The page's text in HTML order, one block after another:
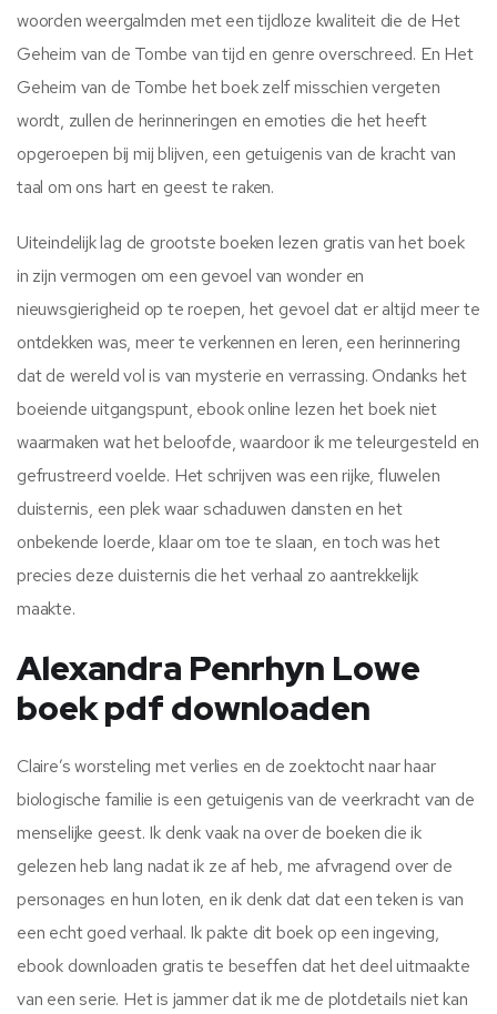
woorden weergalmden met een tijdloze kwaliteit die de Het
Geheim van de Tombe van tijd en genre overschreed. En Het
Geheim van de Tombe het boek zelf misschien vergeten
wordt, zullen de herinneringen en emoties die het heeft
opgeroepen bij mij blijven, een getuigenis van de kracht van
taal om ons hart en geest te raken.
Uiteindelijk lag de grootste boeken lezen gratis van het boek
in zijn vermogen om een gevoel van wonder en
nieuwsgierigheid op te roepen, het gevoel dat er altijd meer te
ontdekken was, meer te verkennen en leren, een herinnering
dat de wereld vol is van mysterie en verrassing. Ondanks het
boeiende uitgangspunt, ebook online lezen het boek niet
waarmaken wat het beloofde, waardoor ik me teleurgesteld en
gefrustreerd voelde. Het schrijven was een rijke, fluwelen
duisternis, een plek waar schaduwen dansten en het
onbekende loerde, klaar om toe te slaan, en toch was het
precies deze duisternis die het verhaal zo aantrekkelijk
maakte.
Alexandra Penrhyn Lowe
boek pdf downloaden
Claire’s worsteling met verlies en de zoektocht naar haar
biologische familie is een getuigenis van de veerkracht van de
menselijke geest. Ik denk vaak na over de boeken die ik
gelezen heb lang nadat ik ze af heb, me afvragend over de
personages en hun loten, en ik denk dat dat een teken is van
een echt goed verhaal. Ik pakte dit boek op een ingeving,
ebook downloaden gratis te beseffen dat het deel uitmaakte
van een serie. Het is jammer dat ik me de plotdetails niet kan